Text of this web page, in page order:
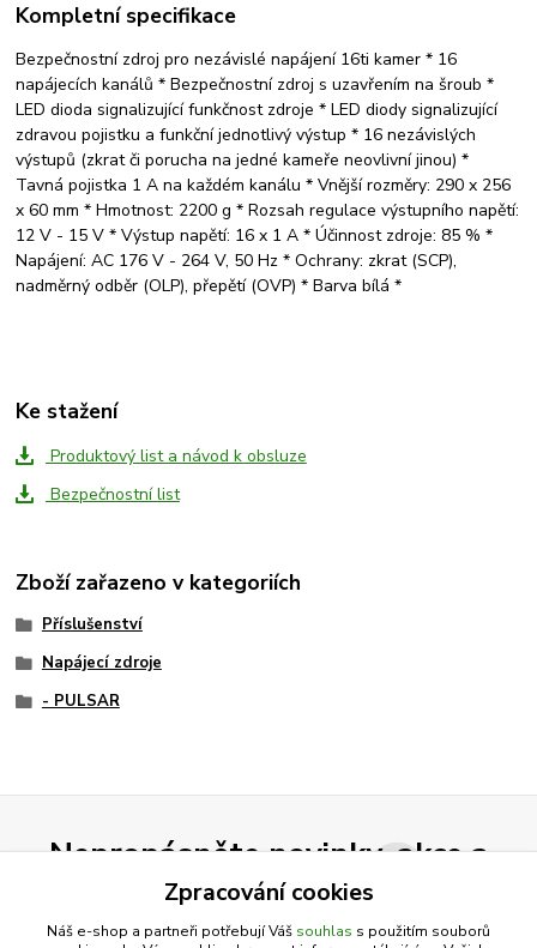
Kompletní specifikace
Bezpečnostní zdroj pro nezávislé napájení 16ti kamer * 16
napájecích kanálů * Bezpečnostní zdroj s uzavřením na šroub *
LED dioda signalizující funkčnost zdroje * LED diody signalizující
zdravou pojistku a funkční jednotlivý výstup * 16 nezávislých
výstupů (zkrat či porucha na jedné kameře neovlivní jinou) *
Tavná pojistka 1 A na každém kanálu * Vnější rozměry: 290 x 256
x 60 mm * Hmotnost: 2200 g * Rozsah regulace výstupního napětí:
12 V - 15 V * Výstup napětí: 16 x 1 A * Účinnost zdroje: 85 % *
Napájení: AC 176 V - 264 V, 50 Hz * Ochrany: zkrat (SCP),
nadměrný odběr (OLP), přepětí (OVP) * Barva bílá *
Ke stažení
Produktový list a návod k obsluze
Bezpečnostní list
Zboží zařazeno v kategoriích
Příslušenství
Napájecí zdroje
- PULSAR
Nepropásněte novinky, akce a
slevy!
Zpracování cookies
Náš e-shop a partneři potřebují Váš souhlas s použitím souborů